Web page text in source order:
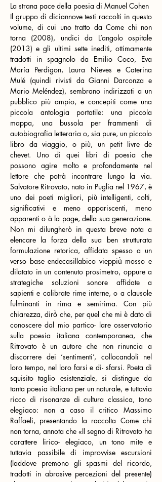
La strana pace della poesia di Manuel Cohen
Il gruppo di diciannove testi raccolti in questo
volume, di cui uno tratto da Come chi non
torna (2008), undici da L’angolo ospitale
(2013) e gli ultimi sette inediti, ottimamente
tradotti in spagnolo da Emilio Coco, Eva
María Perdigon, Laura Nieves e Caterina
Mulé (quindi rivisti da Gianni Darconza e
Mario Meléndez), sembrano indirizzati a un
pubblico più ampio, e concepiti come una
piccola antologia portatile: una piccola
mappa, una bussola per frammenti di
autobiografia letteraria o, sia pure, un piccolo
libro da viaggio, o più, un petit livre de
chevet. Uno di quei libri di poesia che
possono agire molto e profondamente nel
lettore che potrà incontrare lungo la via.
Salvatore Ritrovato, nato in Puglia nel 1967, è
uno dei poeti migliori, più intelligenti, colti,
significativi e meno appariscenti, meno
apparenti o à la page, della sua generazione.
Non mi dilungherò in questa breve nota a
elencare la forza della sua ben strutturata
formulazione retorica, affidata spesso a un
verso base endecasillabico vieppiù̀ mosso e
dilatato in un contenuto prosimetro, oppure a
strategiche soluzioni sonore affidate a
sapienti e calibrate rime interne, o a clausole
fulminanti in rima e semirima. Con più
chiarezza, dirò̀ che, per quel che mi è dato di
conoscere dal mio partico- lare osservatorio
sulla poesia italiana contemporanea, che
Ritrovato è un autore che non rinuncia a
discorrere dei ‘sentimenti’, collocandoli nel
loro tempo, nel loro farsi e di- sfarsi. Poeta di
squisito taglio esistenziale, si distingue da
tanta poesia italiana per un naturale, e tuttavia
ricco di risonanze di cultura classica, tono
elegiaco: non a caso il critico Massimo
Raffaeli, presentando la raccolta Come chi
non torna, annota che «Il segno di Ritrovato ha
carattere lirico- elegiaco, un tono mite e
tuttavia passibile di improvvise escursioni
(laddove premono gli spasmi del ricordo,
tradotti in abrasive percezioni del presente)